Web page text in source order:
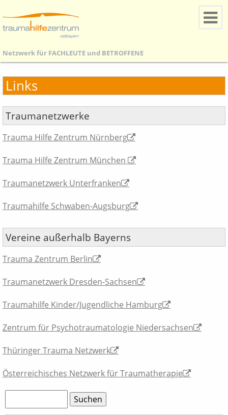
Netzwerk für FACHLEUTE und BETROFFENE
Links
Traumanetzwerke
Trauma Hilfe Zentrum Nürnberg
Trauma Hilfe Zentrum München
Traumanetzwerk Unterfranken
Traumahilfe Schwaben-Augsburg
Vereine außerhalb Bayerns
Trauma Zentrum Berlin
Traumanetzwerk Dresden-Sachsen
Traumahilfe Kinder/Jugendliche Hamburg
Zentrum für Psychotraumatologie Niedersachsen
Thüringer Trauma Netzwerk
Österreichisches Netzwerk für Traumatherapie
Suchen